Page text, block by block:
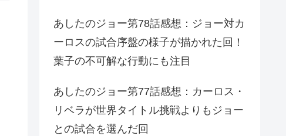
あしたのジョー第78話感想：ジョー対カ
ーロスの試合序盤の様子が描かれた回！
葉子の不可解な行動にも注目
あしたのジョー第77話感想：カーロス・
リベラが世界タイトル挑戦よりもジョー
との試合を選んだ回